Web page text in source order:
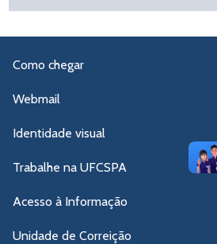
Como chegar
Webmail
Identidade visual
Trabalhe na UFCSPA
Acesso à Informação
Unidade de Correição